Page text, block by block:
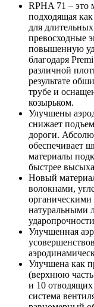
RPHA 71 – это
подходящая
для
превосходные
повышенную
благодаря
различной
результате
трубе и
козырьком.
Улучшены
снижает
дороги.
обеспечивает
материалы
быстрее
Новый
волокнами,
натуральными
Улучшенная
Улучшена как
(верхнюю
и 10
система